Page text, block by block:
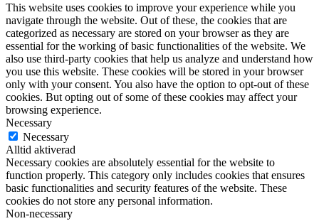
This website uses cookies to improve your experience while you
navigate through the website. Out of these, the cookies that are
categorized as necessary are stored on your browser as they are
essential for the working of basic functionalities of the website. We
also use third-party cookies that help us analyze and understand how
you use this website. These cookies will be stored in your browser
only with your consent. You also have the option to opt-out of these
cookies. But opting out of some of these cookies may affect your
browsing experience.
Necessary
Necessary
Alltid aktiverad
Necessary cookies are absolutely essential for the website to
function properly. This category only includes cookies that ensures
basic functionalities and security features of the website. These
cookies do not store any personal information.
Non-necessary